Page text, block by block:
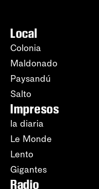
Local
Colonia
Maldonado
Paysandú
Salto
Impresos
la diaria
Le Monde
Lento
Gigantes
Radio